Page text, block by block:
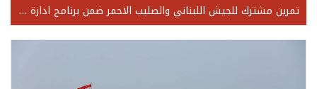
تمرين مشترك للجيش اللبناني والصليب الاحمر ضمن برنامج ادارة الكوارث منطقة جبل لبنان